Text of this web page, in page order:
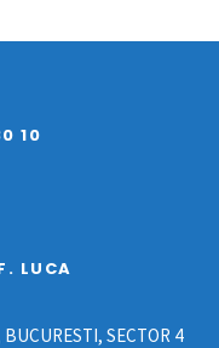
10
LUCA
SECTOR 4